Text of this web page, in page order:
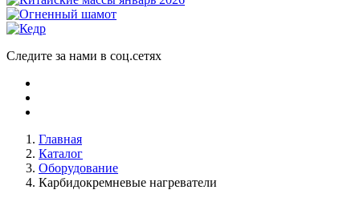
Следите за нами в соц.сетях
Главная
Каталог
Оборудование
Карбидокремневые нагреватели